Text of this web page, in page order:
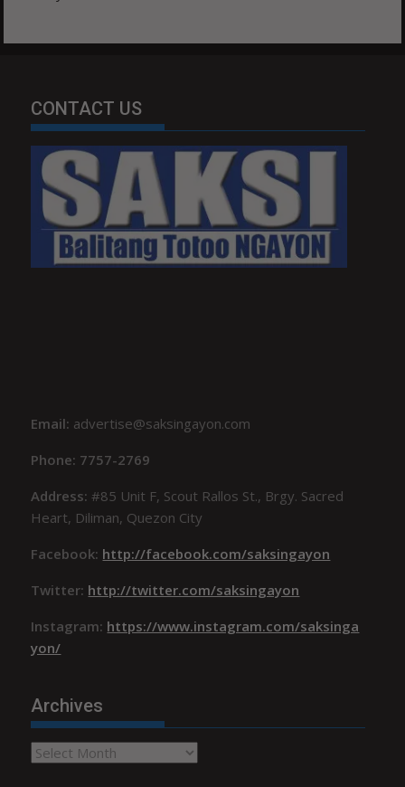
CONTACT US
Email: advertise@saksingayon.com
Phone: 7757-2769
Address:#85 Unit F, Scout Rallos St., Brgy. Sacred
Heart, Diliman, Quezon City
Facebook: http://facebook.com/saksingayon
Twitter: http://twitter.com/saksingayon
Instagram: https://www.instagram.com/saksinga
yon/
Archives
Archives